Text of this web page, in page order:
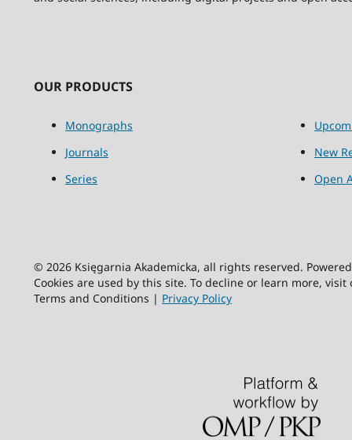
OUR PRODUCTS
Monographs
Journals
Series
New
Open
© 2026 Księgarnia Akademicka, all rights reserved.
Cookies are used by this site. To decline or learn more,
Terms and Conditions | Privacy Policy